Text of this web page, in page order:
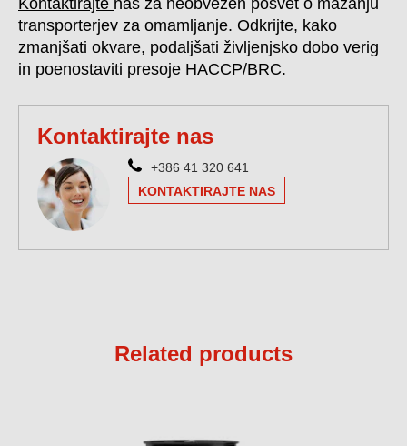
Kontaktirajte nas za neobvezen posvet o mazanju
transporterjev za omamljanje. Odkrijte, kako
zmanjšati okvare, podaljšati življenjsko dobo verig
in poenostaviti presoje HACCP/BRC.
Kontaktirajte nas
+386 41 320 641
KONTAKTIRAJTE NAS
Related products